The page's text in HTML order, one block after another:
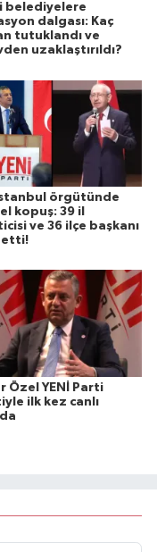
belediyelere
dalgası: Kaç
tutuklandı ve
uzaklaştırıldı?
örgütünde
kopuş: 39 il
ve 36 ilçe başkanı
etti!
Özel YENİ Parti
ilk kez canlı